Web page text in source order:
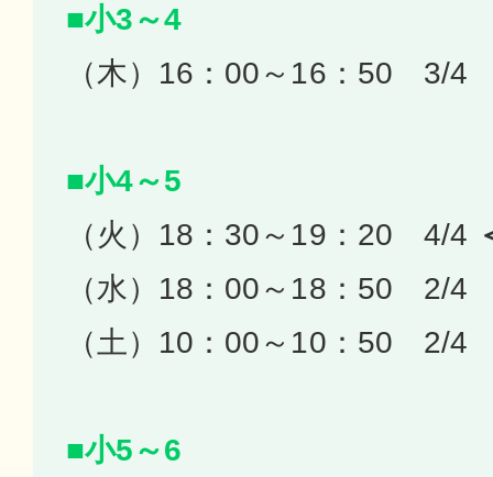
■小3～4
（木）16：00～16：50 3/4
■小4～5
（火）18：30～19：20 4/4
（水）18：00～18：50 2/4
（土）10：00～10：50 2/4
■小5～6